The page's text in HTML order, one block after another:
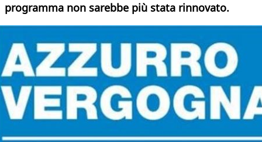
programma non sarebbe più stata rinnovato.